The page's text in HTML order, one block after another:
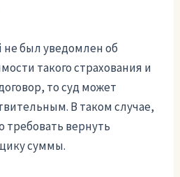
не был уведомлен об
такого страхования и
то суд может
В таком случае,
вернуть
суммы.